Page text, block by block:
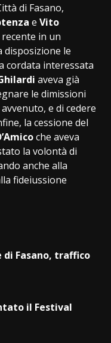
di Fasano,
e Vito
in un
disposizione le
cordata interessata
aveva già
le dimissioni
e di cedere
la cessione del
che aveva
la volontà di
anche alla
fideiussione
Fasano, traffico
il Festival